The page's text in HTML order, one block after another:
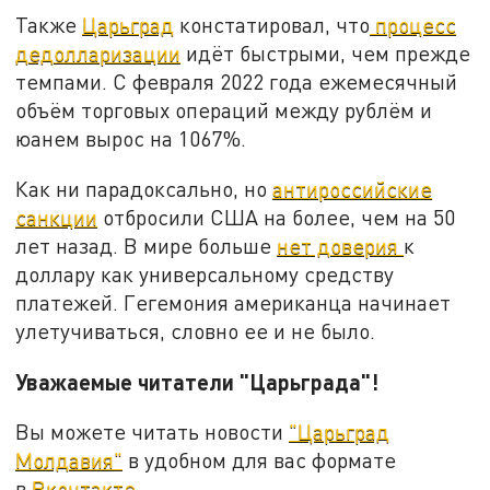
Также Царьград констатировал, что процесс
дедолларизации идёт быстрыми, чем прежде
темпами. С февраля 2022 года ежемесячный
объём торговых операций между рублём и
юанем вырос на 1067%.
Как ни парадоксально, ноантироссийские
санкции отбросили США на более, чем на 50
лет назад. В мире больше нет доверия к
доллару как универсальному средству
платежей. Гегемония американца начинает
улетучиваться, словно ее и не было.
Уважаемые читатели "Царьграда"!
Вы можете читать новости "Царьград
Молдавия" в удобном для вас формате